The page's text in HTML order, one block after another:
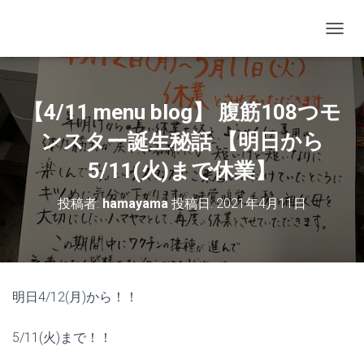
【4/11 menu blog】 腹筋108つモ
ンスター誕生秘話 【明日から
5/11(火)まで休業】
投稿者: hamayama 投稿日:2021年4月11日
明日4/12(月)から！！
5/11(火)まで！！